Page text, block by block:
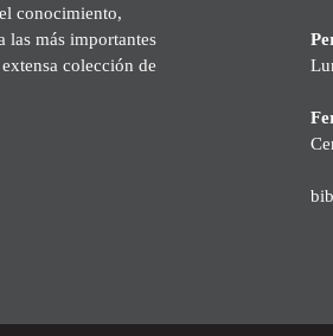
conocimiento,
las más importantes
colección de